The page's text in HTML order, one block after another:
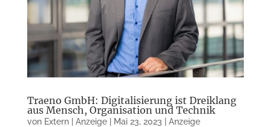
Traeno GmbH: Digitalisierung ist Dreiklang
aus Mensch, Organisation und Technik
von Extern | Anzeige| Mai 23, 2023 Anzeige